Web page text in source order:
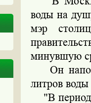
воды на
мэр
минувшую
Он
литров
"В период